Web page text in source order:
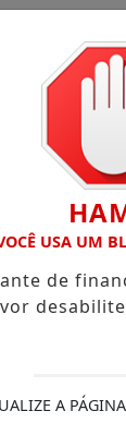
USA UM
de
A